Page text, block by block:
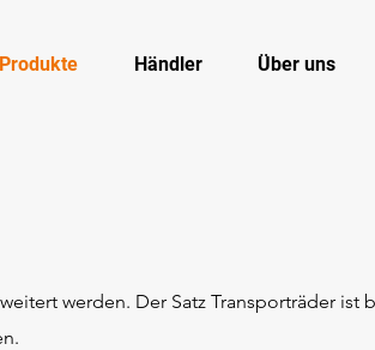
Produkte Händler Über uns
werden. Der Satz Transporträder ist